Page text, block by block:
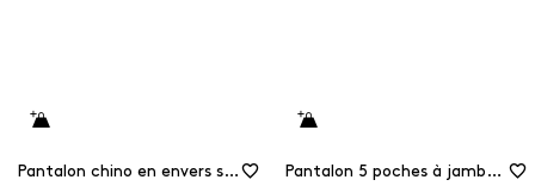
Pantalon chino en envers satin Pantalon 5 poches à jambe large